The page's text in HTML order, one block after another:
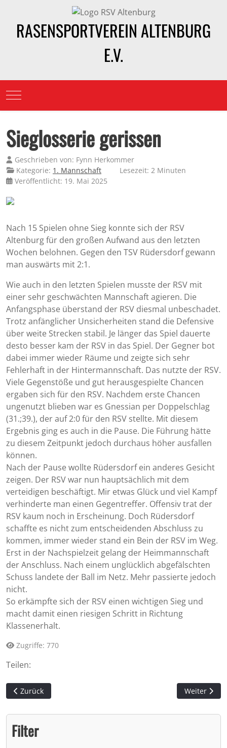
RASENSPORTVEREIN ALTENBURG
E.V.
Mobile Menu Toggle
Sieglosserie gerissen
Geschrieben von: Fynn Herkommer
Kategorie: 1. Mannschaft
Lesezeit: 2 Minuten
Veröffentlicht: 19. Mai 2025
Nach 15 Spielen ohne Sieg konnte sich der RSV
Altenburg für den großen Aufwand aus den letzten
Wochen belohnen. Gegen den TSV Rüdersdorf gewann
man auswärts mit 2:1.
Wie auch in den letzten Spielen musste der RSV mit
einer sehr geschwächten Mannschaft agieren. Die
Anfangsphase überstand der RSV diesmal unbeschadet.
Trotz anfänglicher Unsicherheiten stand die Defensive
über weite Strecken stabil. Je länger das Spiel dauerte
desto besser kam der RSV in das Spiel. Der Gegner bot
dabei immer wieder Räume und zeigte sich sehr
Fehlerhaft in der Hintermannschaft. Das nutzte der RSV.
Viele Gegenstöße und gut herausgespielte Chancen
ergaben sich für den RSV. Nachdem erste Chancen
ungenutzt blieben war es Gnessian per Doppelschlag
(31.;39.), der auf 2:0 für den RSV stellte. Mit diesem
Ergebnis ging es auch in die Pause. Die Führung hätte
zu diesem Zeitpunkt jedoch durchaus höher ausfallen
können.
Nach der Pause wollte Rüdersdorf ein anderes Gesicht
zeigen. Der RSV war nun hauptsächlich mit dem
verteidigen beschäftigt. Mir etwas Glück und viel Kampf
verhinderte man einen Gegentreffer. Offensiv trat der
RSV kaum noch in Erscheinung. Doch Rüdersdorf
schaffte es nicht zum entscheidenden Abschluss zu
kommen, immer wieder stand ein Bein der RSV im Weg.
Erst in der Nachspielzeit gelang der Heimmannschaft
der Anschluss. Nach einem unglücklich abgefälschten
Schuss landete der Ball im Netz. Mehr passierte jedoch
nicht.
So erkämpfte sich der RSV einen wichtigen Sieg und
macht damit einen riesigen Schritt in Richtung
Klassenerhalt.
Zugriffe: 770
Teilen:
Vorheriger Beitrag: Wieder einmal sieglos
Zurück Nächster
Weiter
Filter